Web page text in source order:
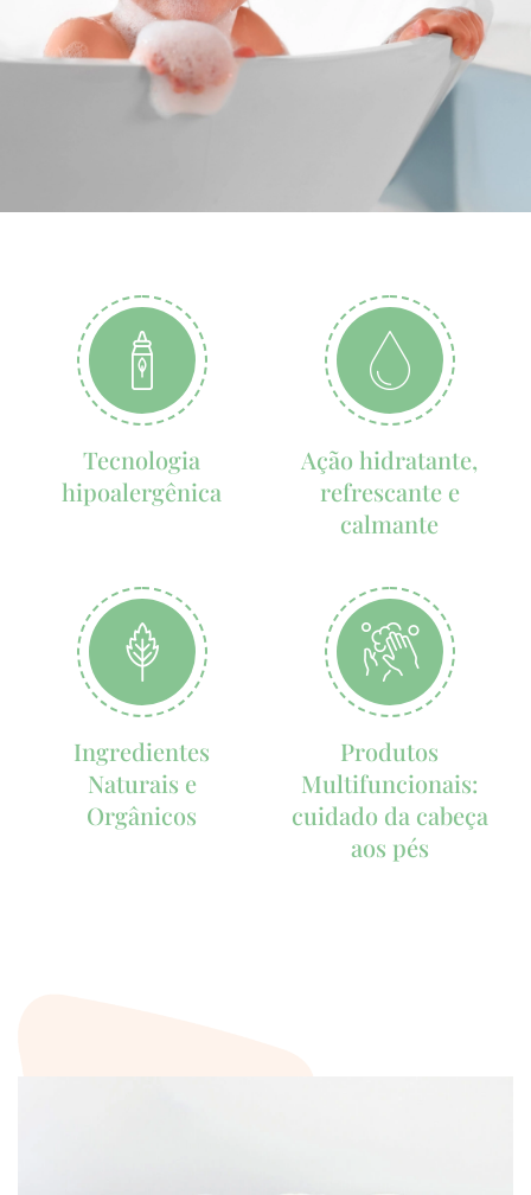
Tecnologia
hipoalergênica
Ação hidratante,
refrescante e
calmante
Ingredientes
Naturais e
Orgânicos
Produtos
Multifuncionais:
cuidado da cabeça
aos pés